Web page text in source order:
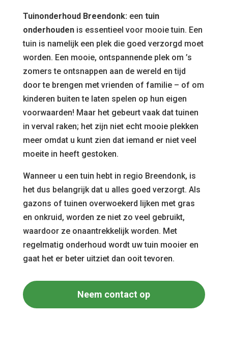
Tuinonderhoud Breendonk: een tuin
onderhoudenis essentieel voor mooie tuin. Een
tuin is namelijk een plek die goed verzorgd moet
worden. Een mooie, ontspannende plek om ’s
zomers te ontsnappen aan de wereld en tijd
door te brengen met vrienden of familie – of om
kinderen buiten te laten spelen op hun eigen
voorwaarden! Maar het gebeurt vaak dat tuinen
in verval raken; het zijn niet echt mooie plekken
meer omdat u kunt zien dat iemand er niet veel
moeite in heeft gestoken.
Wanneer u een tuin hebt in regio Breendonk, is
het dus belangrijk dat u alles goed verzorgt. Als
gazons of tuinen overwoekerd lijken met gras
en onkruid, worden ze niet zo veel gebruikt,
waardoor ze onaantrekkelijk worden. Met
regelmatig onderhoud wordt uw tuin mooier en
gaat het er beter uitziet dan ooit tevoren.
Neem contact op